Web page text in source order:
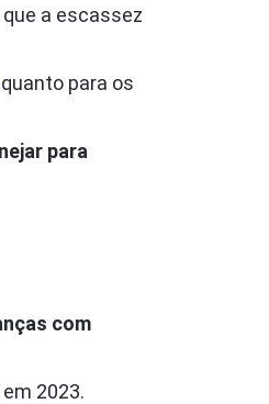
a escassez
quanto para os
para
com
2023.